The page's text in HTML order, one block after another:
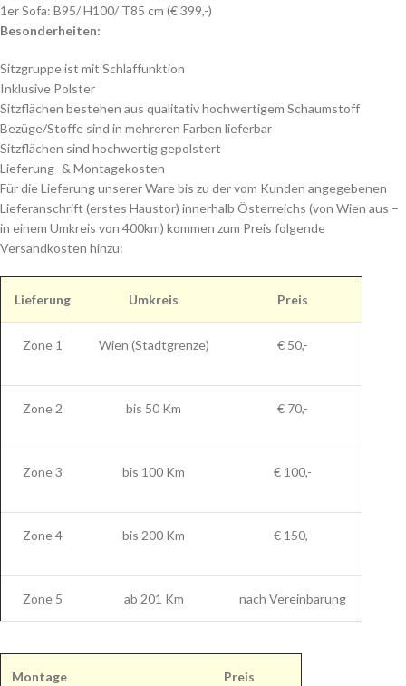
1er Sofa: B95/ H100/ T85 cm (€ 399,-)
Besonderheiten:
Sitzgruppe ist mit Schlaffunktion
Inklusive Polster
Sitzflächen bestehen aus qualitativ hochwertigem Schaumstoff
Bezüge/Stoffe sind in mehreren Farben lieferbar
Sitzflächen sind hochwertig gepolstert
Lieferung- & Montagekosten
Für die Lieferung unserer Ware bis zu der vom Kunden angegebenen
Lieferanschrift (erstes Haustor) innerhalb Österreichs (von Wien aus –
in einem Umkreis von 400km) kommen zum Preis folgende
Versandkosten hinzu:
Lieferung Umkreis Preis
Zone 1 Wien (Stadtgrenze) € 50,-
Zone 2 bis 50 Km € 70,-
Zone 3 bis 100 Km € 100,-
Zone 4 bis 200 Km € 150,-
Zone 5 ab 201 Km nach Vereinbarung
Montage Preis